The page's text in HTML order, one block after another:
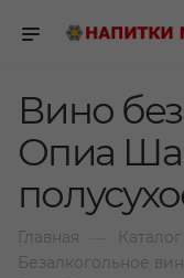
Вино
Опиа
Главная Каталог
Безалкогольное